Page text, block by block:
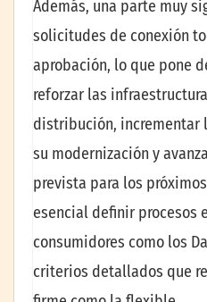
Además, una parte muy
solicitudes de conexión
aprobación, lo que pone
reforzar las
distribución, incrementar
su modernización y
prevista para los
esencial definir procesos
consumidores como los
criterios detallados que